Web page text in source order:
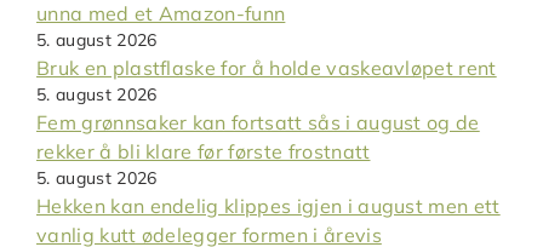
unna med et Amazon-funn
5. august 2026
Bruk en plastflaske for å holde vaskeavløpet rent
5. august 2026
Fem grønnsaker kan fortsatt sås i august og de
rekker å bli klare før første frostnatt
5. august 2026
Hekken kan endelig klippes igjen i august men ett
vanlig kutt ødelegger formen i årevis